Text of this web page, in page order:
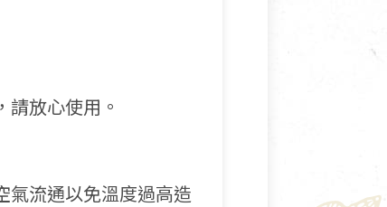
放心使用。
氣流通以免溫度過高造